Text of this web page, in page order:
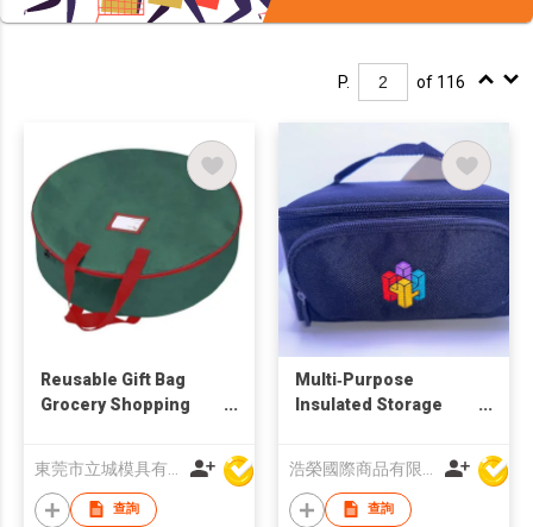
P. of 116
Reusable Gift Bag
Grocery Shopping
查詢
Multi‑Purpose
Insulated Storage
查詢